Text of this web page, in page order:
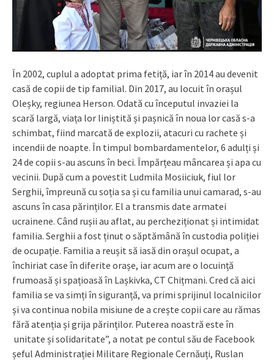
În 2002, cuplul a adoptat prima fetiță, iar în 2014 au devenit
casă de copii de tip familial. Din 2017, au locuit în orașul
Oleșky, regiunea Herson. Odată cu începutul invaziei la
scară largă, viața lor liniștită și pașnică în noua lor casă s-a
schimbat, fiind marcată de explozii, atacuri cu rachete și
incendii de noapte. În timpul bombardamentelor, 6 adulți și
24 de copii s-au ascuns în beci. Împărțeau mâncarea și apa cu
vecinii. După cum a povestit Ludmila Mosiiciuk, fiul lor
Serghii, împreună cu soția sa și cu familia unui camarad, s-au
ascuns în casa părinților. El a transmis date armatei
ucrainene. Când rușii au aflat, au percheziționat și intimidat
familia. Serghii a fost ținut o săptămână în custodia poliției
de ocupație. Familia a reușit să iasă din orașul ocupat, a
închiriat case în diferite orașe, iar acum are o locuință
frumoasă și spațioasă în Lașkivka, CT Chițmani. Cred că aici
familia se va simți în siguranță, va primi sprijinul localnicilor
și va continua nobila misiune de a crește copii care au rămas
fără atenția și grija părinților. Puterea noastră este în
unitate și solidaritate”, a notat pe contul său de Facebook
șeful Administrației Militare Regionale Cernăuți, Ruslan